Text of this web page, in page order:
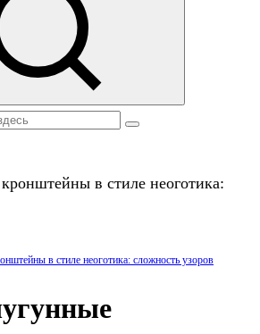
в стиле неоготика:
в стиле неоготика: сложность узоров